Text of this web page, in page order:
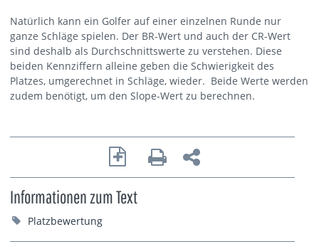
Natürlich kann ein Golfer auf einer einzelnen Runde nur
ganze Schläge spielen. Der BR-Wert und auch der CR-Wert
sind deshalb als Durchschnittswerte zu verstehen. Diese
beiden Kennziffern alleine geben die Schwierigkeit des
Platzes, umgerechnet in Schläge, wieder. Beide Werte werden
zudem benötigt, um den Slope-Wert zu berechnen.
Informationen zum Text
Platzbewertung